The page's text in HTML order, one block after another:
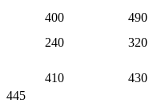
400
490
240
320
410
430
445